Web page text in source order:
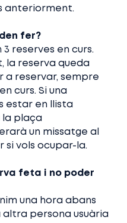
anteriorment.
fer?
reserves en curs.
la reserva queda
reservar, sempre
curs. Si una
estar en llista
la plaça
un missatge al
vols ocupar-la.
feta i no poder
una hora abans
persona usuària